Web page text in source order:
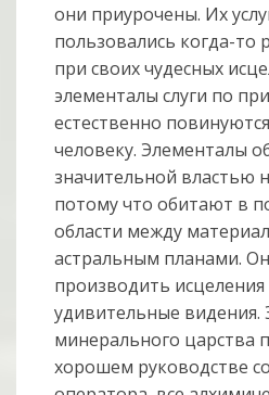
они приурочены. Их
пользовались когда-то
при своих чудесных
элементалы слуги по
естественно
человеку. Элементалы
значительной властью
потому что обитают в
области между
астральным планами.
производить
удивительные видения.
минерального царства
хорошем руководстве